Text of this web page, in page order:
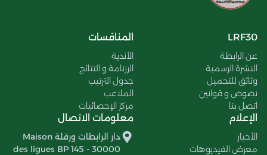
LRF30
عن الرابطة
النشرة الرسمية
وثائق للتحميل
نصوص و قوانين
اتصل بنا
المنافسات
الأندية
الرزنامة و النتائج
جدول الترتيب
الملاعب
مركز الإحصائيات
الإعلام
الأخبار
معرض الفيديوهات
معلومات الاتصال
دار الرابطات ورقلة Maison
des ligues BP 145 - 30000